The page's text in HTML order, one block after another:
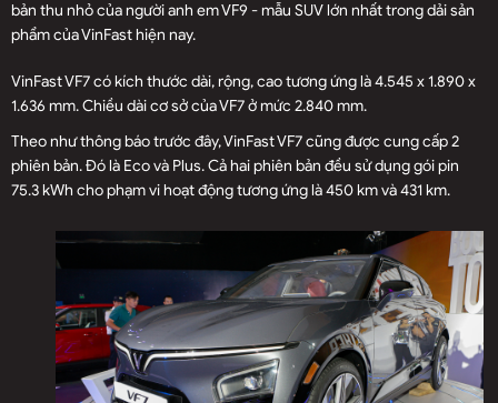
bản thu nhỏ của người anh em VF9 - mẫu SUV lớn nhất trong dải sản
phẩm của VinFast hiện nay.
VinFast VF7 có kích thước dài, rộng, cao tương ứng là 4.545 x 1.890 x
1.636 mm. Chiều dài cơ sở của VF7 ở mức 2.840 mm.
​Theo như thông báo trước đây, VinFast VF7 cũng được cung cấp 2
phiên bản. Đó là Eco và Plus. Cả hai phiên bản đều sử dụng gói pin
75.3 kWh cho phạm vi hoạt động tương ứng là 450 km và 431 km.